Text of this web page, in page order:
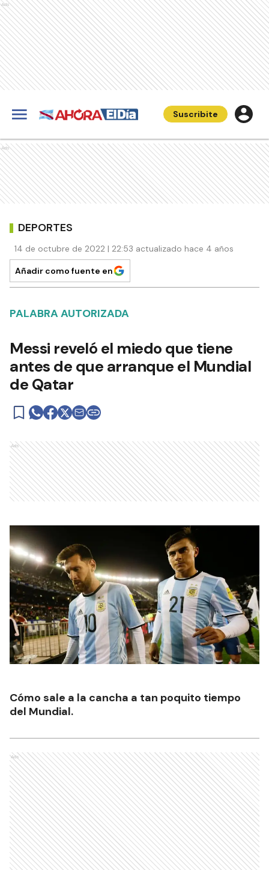
Ads
Suscribite
Ads
DEPORTES
14 de octubre de 2022 | 22:53 actualizado hace 4 años
Añadir como fuente en
PALABRA AUTORIZADA
Messi reveló el miedo que tiene
antes de que arranque el Mundial
de Qatar
Ads
Cómo sale a la cancha a tan poquito tiempo
del Mundial.
Ads